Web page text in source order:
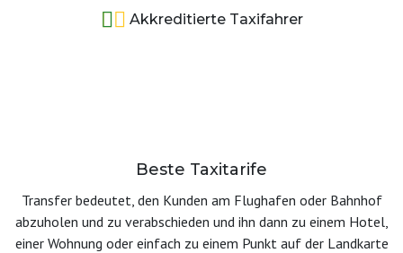
Akkreditierte Taxifahrer
Beste Taxitarife
Transfer bedeutet, den Kunden am Flughafen oder Bahnhof
abzuholen und zu verabschieden und ihn dann zu einem Hotel,
einer Wohnung oder einfach zu einem Punkt auf der Landkarte